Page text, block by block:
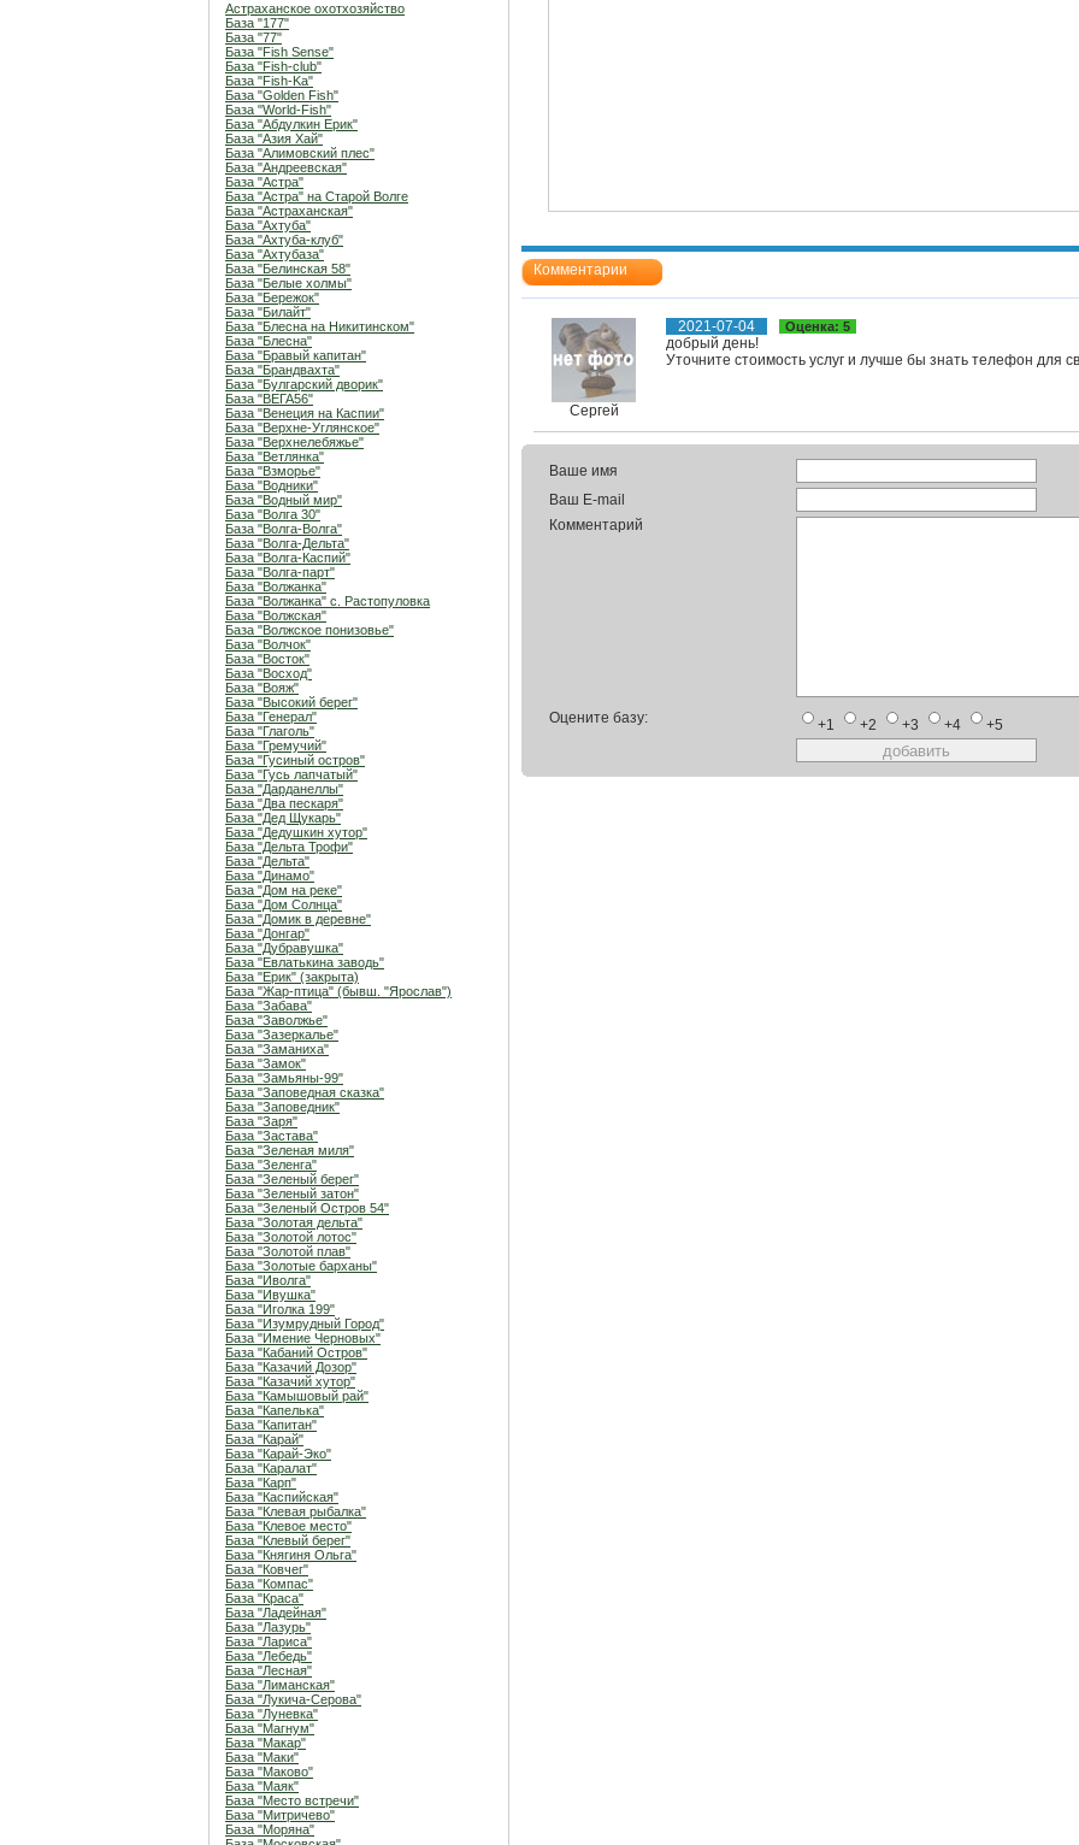
Астраханское охотхозяйство
База "177"
База "77"
База "Fish Sense"
База "Fish-club"
База "Fish-Ka"
База "Golden Fish"
База "World-Fish"
База "Абдулкин Ерик"
База "Азия Хай"
База "Алимовский плес"
База "Андреевская"
База "Астра"
База "Астра" на Старой Волге
База "Астраханская"
База "Ахтуба"
База "Ахтуба-клуб"
База "Ахтубаза"
База "Белинская 58"
База "Белые холмы"
База "Бережок"
База "Билайт"
База "Блесна на Никитинском"
База "Блесна"
База "Бравый капитан"
База "Брандвахта"
База "Булгарский дворик"
База "ВЕГА56"
База "Венеция на Каспии"
База "Верхне-Углянское"
База "Верхнелебяжье"
База "Ветлянка"
База "Взморье"
База "Водники"
База "Водный мир"
База "Волга 30"
База "Волга-Волга"
База "Волга-Дельта"
База "Волга-Каспий"
База "Волга-парт"
База "Волжанка"
База "Волжанка" с. Растопуловка
База "Волжская"
База "Волжское понизовье"
База "Волчок"
База "Восток"
База "Восход"
База "Вояж"
База "Высокий берег"
База "Генерал"
База "Глаголь"
База "Гремучий"
База "Гусиный остров"
База "Гусь лапчатый"
База "Дарданеллы"
База "Два пескаря"
База "Дед Щукарь"
База "Дедушкин хутор"
База "Дельта Трофи"
База "Дельта"
База "Динамо"
База "Дом на реке"
База "Дом Солнца"
База "Домик в деревне"
База "Донгар"
База "Дубравушка"
База "Евлатькина заводь"
База "Ерик" (закрыта)
База "Жар-птица" (бывш. "Ярослав")
База "Забава"
База "Заволжье"
База "Зазеркалье"
База "Заманиха"
База "Замок"
База "Замьяны-99"
База "Заповедная сказка"
База "Заповедник"
База "Заря"
База "Застава"
База "Зеленая миля"
База "Зеленга"
База "Зеленый берег"
База "Зеленый затон"
База "Зеленый Остров 54"
База "Золотая дельта"
База "Золотой лотос"
База "Золотой плав"
База "Золотые барханы"
База "Иволга"
База "Ивушка"
База "Иголка 199"
База "Изумрудный Город"
База "Имение Черновых"
База "Кабаний Остров"
База "Казачий Дозор"
База "Казачий хутор"
База "Камышовый рай"
База "Капелька"
База "Капитан"
База "Карай"
База "Карай-Эко"
База "Каралат"
База "Карп"
База "Каспийская"
База "Клевая рыбалка"
База "Клевое место"
База "Клевый берег"
База "Княгиня Ольга"
База "Ковчег"
База "Компас"
База "Краса"
База "Ладейная"
База "Лазурь"
База "Лариса"
База "Лебедь"
База "Лесная"
База "Лиманская"
База "Лукича-Серова"
База "Луневка"
База "Магнум"
База "Макар"
База "Маки"
База "Маково"
База "Маяк"
База "Место встречи"
База "Митричево"
База "Моряна"
Комментарии
Сергей
2021-07-04 Оценка: 5
добрый день!
Уточните стоимость услуг и лучше бы знать телефон для
Ваше имя
Ваш E-mail
Комментарий
Оцените базу: +1 +2 +3 +4 +5